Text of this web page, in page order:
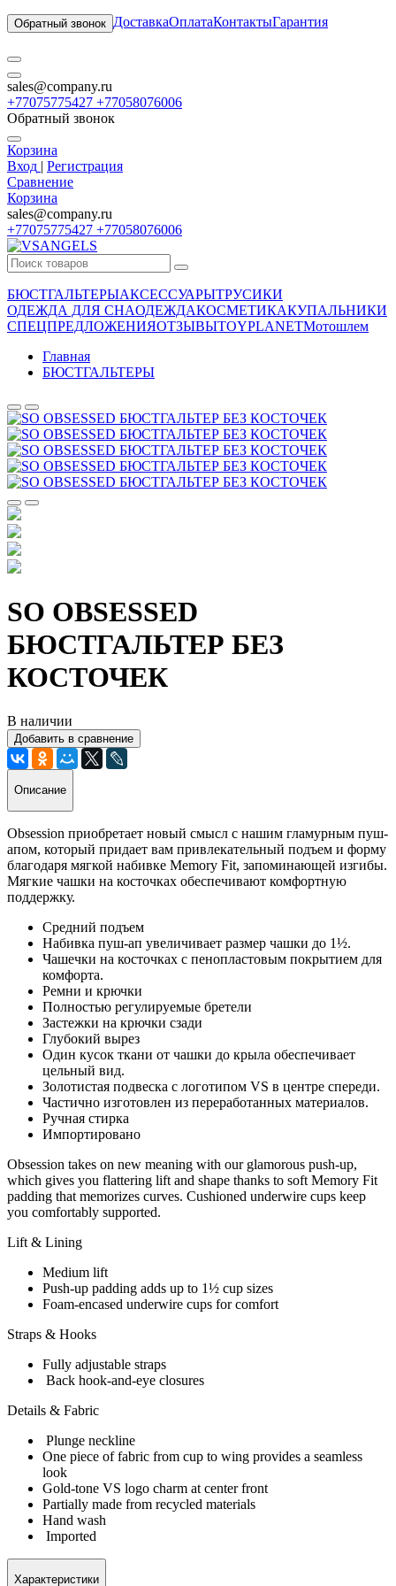
Обратный звонок ДоставкаОплатаКонтактыГарантия
sales@company.ru
+77075775427 +77058076006
Обратный звонок
Корзина
Вход | Регистрация
Сравнение
Корзина
sales@company.ru
+77075775427 +77058076006
БЮСТГАЛЬТЕРЫАКСЕССУАРЫТРУСИКИ
ОДЕЖДА ДЛЯ СНАОДЕЖДАКОСМЕТИКАКУПАЛЬНИКИ
СПЕЦПРЕДЛОЖЕНИЯОТЗЫВЫTOYPLANETМотошлем
Главная
БЮСТГАЛЬТЕРЫ
SO OBSESSED
БЮСТГАЛЬТЕР БЕЗ
КОСТОЧЕК
В наличии
Добавить в сравнение
Описание
Obsession приобретает новый смысл с нашим гламурным пуш-
апом, который придает вам привлекательный подъем и форму
благодаря мягкой набивке Memory Fit, запоминающей изгибы.
Мягкие чашки на косточках обеспечивают комфортную
поддержку.
Средний подъем
Набивка пуш-ап увеличивает размер чашки до 1½.
Чашечки на косточках с пенопластовым покрытием для
комфорта.
Ремни и крючки
Полностью регулируемые бретели
Застежки на крючки сзади
Глубокий вырез
Один кусок ткани от чашки до крыла обеспечивает
цельный вид.
Золотистая подвеска с логотипом VS в центре спереди.
Частично изготовлен из переработанных материалов.
Ручная стирка
Импортировано
Obsession takes on new meaning with our glamorous push-up,
which gives you flattering lift and shape thanks to soft Memory Fit
padding that memorizes curves. Cushioned underwire cups keep
you comfortably supported.
Lift & Lining
Medium lift
Push-up padding adds up to 1½ cup sizes
Foam-encased underwire cups for comfort
Straps & Hooks
Fully adjustable straps
Back hook-and-eye closures
Details & Fabric
Plunge neckline
One piece of fabric from cup to wing provides a seamless
look
Gold-tone VS logo charm at center front
Partially made from recycled materials
Hand wash
Imported
Характеристики